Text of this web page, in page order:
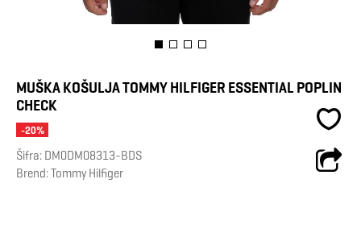
MUŠKA KOŠULJA TOMMY HILFIGER ESSENTIAL POPLIN
CHECK
-20%
Šifra: DM0DM08313-BDS
Brend:Tommy Hilfiger